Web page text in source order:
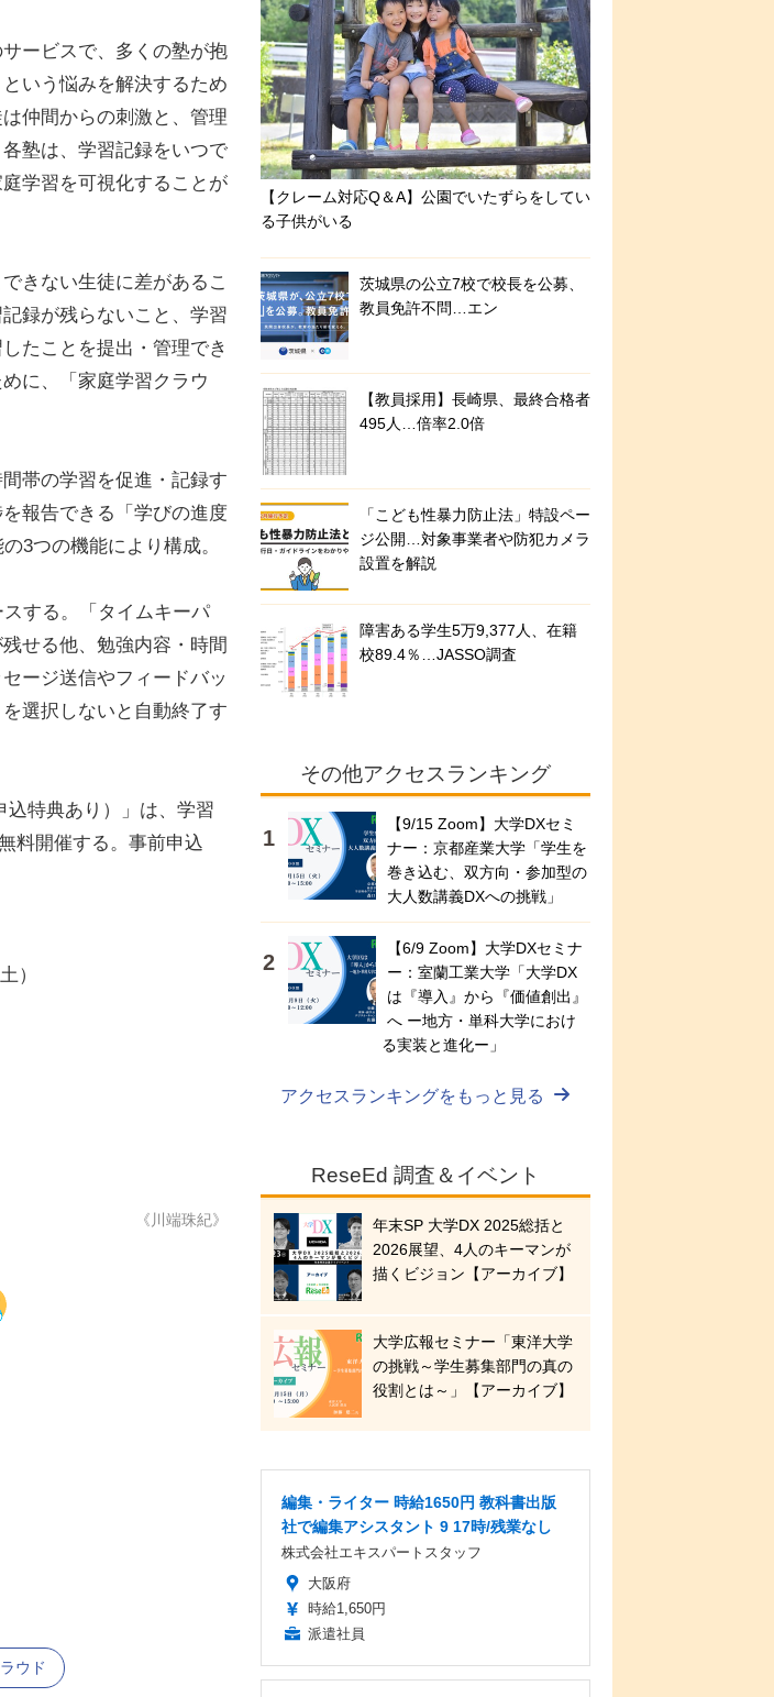
ービスで、多くの塾が抱
いう悩みを解決するため
仲間からの刺激と、管理
塾は、学習記録をいつで
学習を可視化することが
きない生徒に差があるこ
録が残らないこと、学習
たことを提出・管理でき
に、「家庭学習クラウ
帯の学習を促進・記録す
報告できる「学びの進度
3つの機能により構成。
する。「タイムキーパ
せる他、勉強内容・時間
ージ送信やフィードバッ
選択しないと自動終了す
特典あり）」は、学習
料開催する。事前申込
）
《川端珠紀》
ウド
【クレーム対応Q＆A】公園でいたずらをしてい
る子供がいる
茨城県の公立7校で校長を公募、
教員免許不問…エン
【教員採用】長崎県、最終合格者
495人…倍率2.0倍
「こども性暴力防止法」特設ペー
ジ公開…対象事業者や防犯カメラ
設置を解説
障害ある学生5万9,377人、在籍
校89.4％…JASSO調査
その他アクセスランキング
【9/15 Zoom】大学DXセミ
ナー：京都産業大学「学生を
巻き込む、双方向・参加型の
大人数講義DXへの挑戦」
【6/9 Zoom】大学DXセミナ
ー：室蘭工業大学「大学DX
は『導入』から『価値創出』
へ ー地方・単科大学におけ
る実装と進化ー」
アクセスランキングをもっと見る
ReseEd 調査＆イベント
年末SP 大学DX 2025総括と
2026展望、4人のキーマンが
描くビジョン【アーカイブ】
大学広報セミナー「東洋大学
の挑戦～学生募集部門の真の
役割とは～」【アーカイブ】
編集・ライター 時給1650円 教科書出版
社で編集アシスタント 9 17時/残業なし
株式会社エキスパートスタッフ
大阪府
時給1,650円
派遣社員